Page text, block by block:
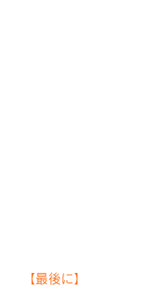
【最後に】